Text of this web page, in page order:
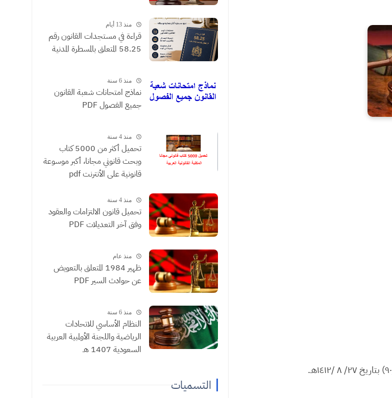
منذ 13 أيام
​قراءة في مستجدات القانون رقم
58.25 المتعلق بالمسطرة المدنية
منذ 6 سنة
نماذج امتحانات شعبة القانون
جميع الفصول PDF
منذ 4 سنة
تحميل أكثر من 5000 كتاب
وبحث قانوني مجانا، أكبر موسوعة
قانونية على الأنترنت pdf
منذ 4 سنة
تحميل قانون الالتزامات والعقود
وفق آخر التعديلات PDF
منذ عام
ظهير 1984 المتعلق بالتعويض
عن حوادث السير PDF
منذ 6 سنة
النظام الأساسي للاتحادات
الرياضية واللجنة الأولمبية العربية
السعودية 1407 هـ
التسميات